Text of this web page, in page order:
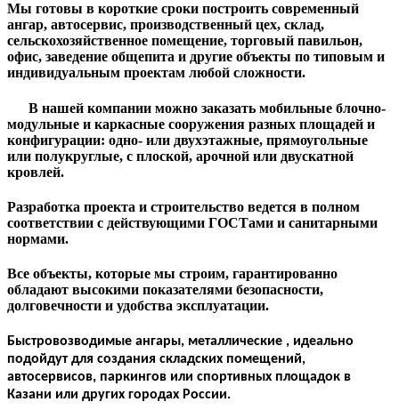
Мы готовы в короткие сроки построить современный
ангар, автосервис, производственный цех, склад,
сельскохозяйственное помещение, торговый павильон,
офис, заведение общепита и другие объекты по типовым и
индивидуальным проектам любой сложности.
В нашей компании можно заказать мобильные блочно-
модульные и каркасные сооружения разных площадей и
конфигурации: одно- или двухэтажные, прямоугольные
или полукруглые, с плоской, арочной или двускатной
кровлей.
Разработка проекта и строительство ведется в полном
соответствии с действующими ГОСТами и санитарными
нормами.
Все объекты, которые мы строим, гарантированно
обладают высокими показателями безопасности,
долговечности и удобства эксплуатации.
Быстровозводимые ангары, металлические , идеально
подойдут для создания складских помещений,
автосервисов, паркингов или спортивных площадок в
Казани или других городах России.